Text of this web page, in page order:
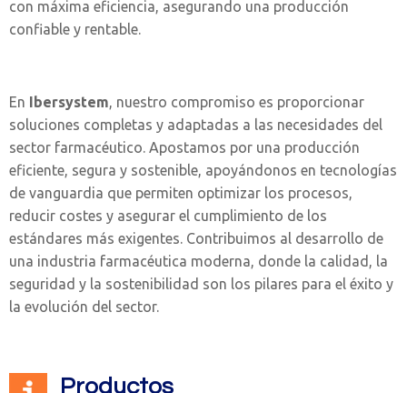
con máxima eficiencia, asegurando una producción
confiable y rentable.
En Ibersystem, nuestro compromiso es proporcionar
soluciones completas y adaptadas a las necesidades del
sector farmacéutico. Apostamos por una producción
eficiente, segura y sostenible, apoyándonos en tecnologías
de vanguardia que permiten optimizar los procesos,
reducir costes y asegurar el cumplimiento de los
estándares más exigentes. Contribuimos al desarrollo de
una industria farmacéutica moderna, donde la calidad, la
seguridad y la sostenibilidad son los pilares para el éxito y
la evolución del sector.
Productos